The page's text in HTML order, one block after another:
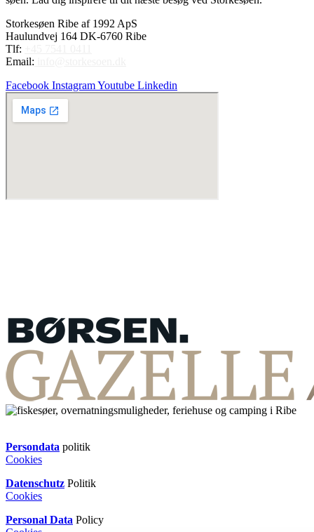
Storkesøen Ribe af 1992 ApS
Haulundvej 164 DK-6760 Ribe
Tlf:
Email:
Facebook InstagramYoutube Linkedin
Persondata politik
Cookies
Datenschutz Politik
Cookies
Personal Data Policy